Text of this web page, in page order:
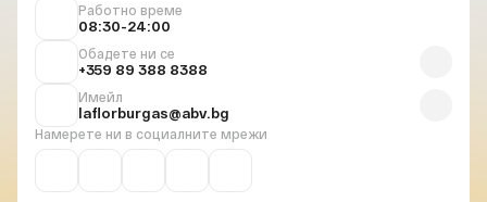
Работно време
08:30-24:00
Обадете ни се
+359 89 388 8388
Имейл
laflorburgas@abv.bg
Намерете ни в социалните мрежи